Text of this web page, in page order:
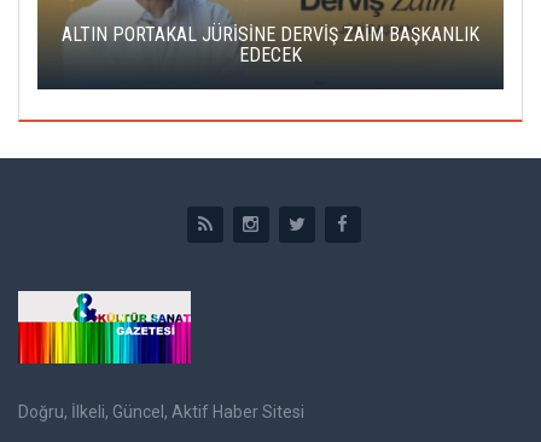
ALTIN PORTAKAL JÜRİSİNE DERVİŞ ZAİM BAŞKANLIK
EDECEK
Doğru, İlkeli, Güncel, Aktif Haber Sitesi